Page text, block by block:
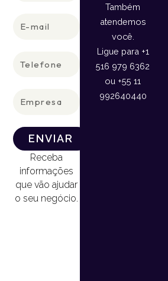
ENVIAR
Receba
informações
que vão ajudar
o seu negócio.
Também
atendemos
você.
Ligue para +1
516 979 6362
ou +55 11
992640440